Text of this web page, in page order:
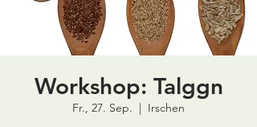
Workshop: Talggn
Fr., 27. Sep.
  |
Irschen